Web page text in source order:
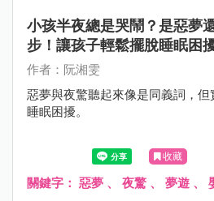
小孩半夜總是哭鬧？是惡夢
步！讓孩子輕鬆擺脫睡眠困
作者：阮湘雯
惡夢與夜驚聽起來像是同義詞，
睡眠困擾。
收藏
關鍵字： 惡夢 、 夜驚 、 夢遊 、